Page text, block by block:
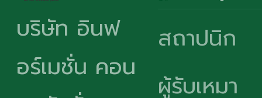
บริษัท อินฟ
อร์เมชั่น คอน
สถาปนิก
ผู้รับเหมา